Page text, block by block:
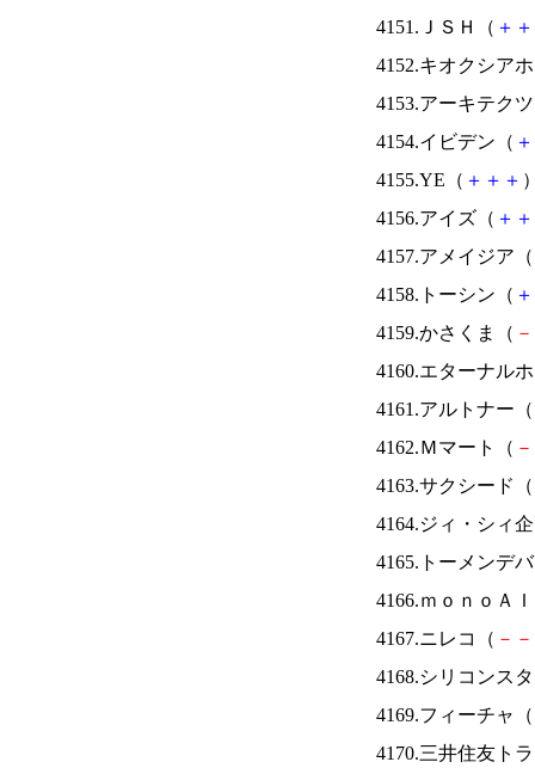
4151.ＪＳＨ（ ＋ ＋
4152.キオクシア
4153.アーキテク
4154.イビデン（ ＋
4155.YE（ ＋ ＋ ＋
4156.アイズ（ ＋ ＋
4157.アメイジア（
4158.トーシン（ ＋
4159.かさくま（ －
4160.エターナル
4161.アルトナー（
4162.Ｍマート（ －
4163.サクシード（
4164.ジィ・シィ
4165.トーメンデ
4166.ｍｏｎｏＡ
4167.ニレコ（ － －
4168.シリコンス
4169.フィーチャ（
4170.三井住友ト